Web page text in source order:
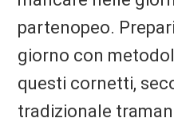
partenopeo.
giorno con
questi cornetti,
tradizionale